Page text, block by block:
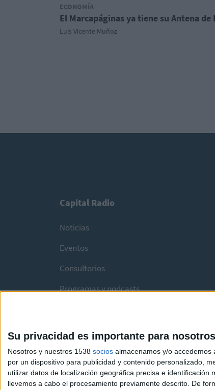
Su privacidad es importante para nosotros
Nosotros y nuestros 1538 socios almacenamos y/o accedemos
por un dispositivo para publicidad y contenido personalizado,
utilizar datos de localización geográfica precisa e
llevemos a cabo el procesamiento previamente descrito. De
ECONOMÍA
El Marcapáginas ya tiene su Antena de
Luis Vicente Muñoz
Capital Radio
Noticias
Eventos
Consultorios
Programas y podcasts